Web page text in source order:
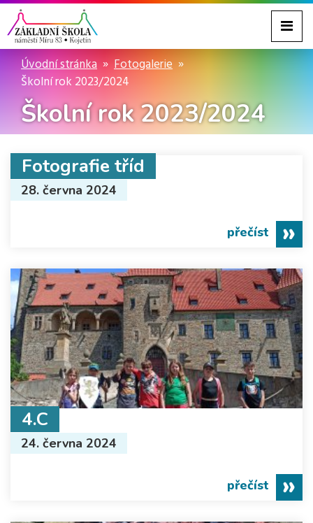
Úvodní stránka
Fotogalerie
Školní rok 2023/2024
Školní rok 2023/2024
Fotografie tříd
28. června 2024
přečíst
4.C
24. června 2024
přečíst